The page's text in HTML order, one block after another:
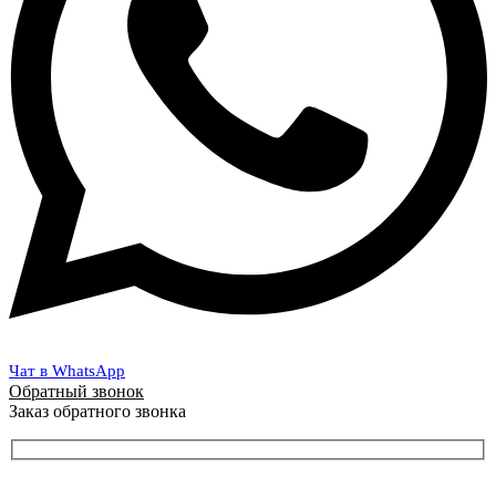
Чат в WhatsApp
Обратный звонок
Заказ обратного звонка